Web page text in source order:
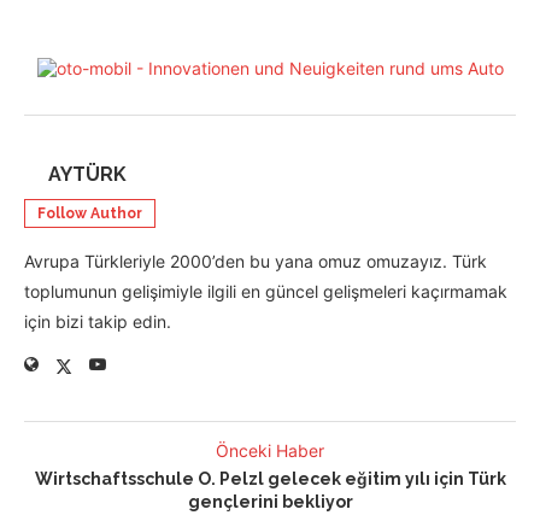
AYTÜRK
Follow Author
Avrupa Türkleriyle 2000’den bu yana omuz omuzayız. Türk
toplumunun gelişimiyle ilgili en güncel gelişmeleri kaçırmamak
için bizi takip edin.
Önceki Haber
Wirtschaftsschule O. Pelzl gelecek eğitim yılı için Türk
gençlerini bekliyor